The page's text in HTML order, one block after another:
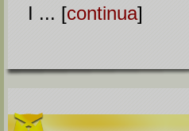
I ... [continua]